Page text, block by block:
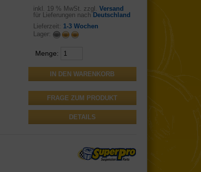
inkl. 19 % MwSt. zzgl. Versand
für Lieferungen nach Deutschland
Lieferzeit: 1-3 Wochen
Lager:
Menge:
FRAGE ZUM PRODUKT
DETAILS